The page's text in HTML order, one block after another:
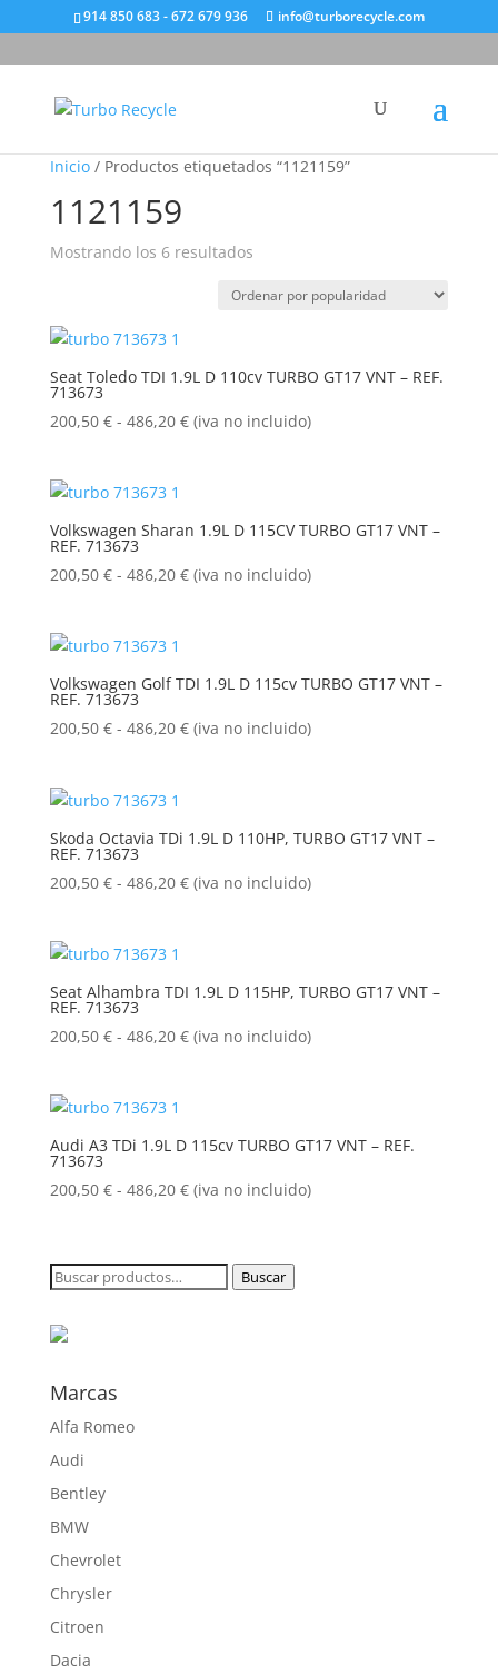
914 850 683 - 672 679 936 info@turborecycle.com
Inicio/ Productos etiquetados “1121159”
1121159
Mostrando los 6 resultadosOrdenado
popularidad
Seat Toledo TDI 1.9L D 110cv TURBO GT17 VNT – REF.
713673
200,50 € - 486,20 €Rango
200,50 €
486,20 €
(iva no incluido)
Volkswagen Sharan 1.9L D 115CV TURBO GT17 VNT –
REF. 713673
200,50 € - 486,20 €Rango
200,50 €
486,20 €
(iva no incluido)
Volkswagen Golf TDI 1.9L D 115cv TURBO GT17 VNT –
REF. 713673
200,50 € - 486,20 €Rango
200,50 €
486,20 €
(iva no incluido)
Skoda Octavia TDi 1.9L D 110HP, TURBO GT17 VNT –
REF. 713673
200,50 € - 486,20 €Rango
200,50 €
486,20 €
(iva no incluido)
Seat Alhambra TDI 1.9L D 115HP, TURBO GT17 VNT –
REF. 713673
200,50 € - 486,20 €Rango
200,50 €
486,20 €
(iva no incluido)
Audi A3 TDi 1.9L D 115cv TURBO GT17 VNT – REF.
713673
200,50 € - 486,20 €Rango
desde
200,50 €
(iva no incluido)
Buscar
Buscar
Marcas
Alfa Romeo
Audi
Bentley
BMW
Chevrolet
Chrysler
Citroen
Dacia